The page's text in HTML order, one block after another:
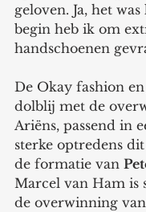
geloven. Ja, het
begin heb ik om
handschoenen
De Okay fashion en
dolblij met de
Ariëns, passend in
sterke optredens
de formatie van
Marcel van Ham is
de overwinning